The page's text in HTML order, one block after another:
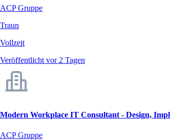
ACP Gruppe
Traun
Vollzeit
Veröffentlicht vor 2 Tagen
Modern Workplace IT Consultant - Design,
ACP Gruppe